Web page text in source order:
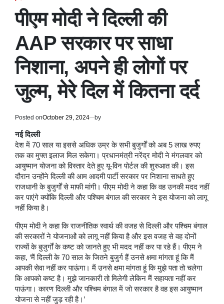
पीएम मोदी ने दिल्ली की
AAP सरकार पर साधा
निशाना, अपने ही लोगों पर
जुल्म, मेरे दिल में कितना दर्द
Posted onOctober 29, 2024 by
नई दिल्ली
देश में 70 साल या इससे अधिक उम्र के सभी बुजुर्गों को अब 5 लाख रुपए
तक का मुफ्त इलाज मिल सकेगा। प्रधानमंत्री नरेंद्र मोदी ने मंगलवार को
आयुष्मान योजना को विस्तार देते हुए यू-विन पोर्टल की शुरुआत की। इस
दौरान उन्होंने दिल्ली की आम आदमी पार्टी सरकार पर निशाना साधते हुए
राजधानी के बुजुर्गों से माफी मांगी। पीएम मोदी ने कहा कि वह उनकी मदद नहीं
कर पाएंगे क्योंकि दिल्ली और पश्चिम बंगाल की सरकार ने इस योजना को लागू
नहीं किया है।
पीएम मोदी ने कहा कि राजनीतिक स्वार्थ की वजह से दिल्ली और पश्चिम बंगाल
की सरकारों ने योजनाओं को लागू नहीं किया है और इस वजह से वह दोनों
राज्यों के बुजुर्गों के कष्ट को जानते हुए भी मदद नहीं कर पा रहे हैं। पीएम ने
कहा, ‘मैं दिल्ली के 70 साल के जितने बुजुर्ग हैं उनसे क्षमा मांगता हूं कि मैं
आपकी सेवा नहीं कर पाऊंगा। मैं उनसे क्षमा मांगता हूं कि मुझे पता तो चलेगा
कि आपको कष्ट है। मुझे जानकारी तो मिलेगी लेकिन मैं सहायता नहीं कर
पाऊंगा। कारण दिल्ली और पश्चिम बंगाल में जो सरकार है वह इस आयुष्मान
योजना से नहीं जुड़ रही है।’